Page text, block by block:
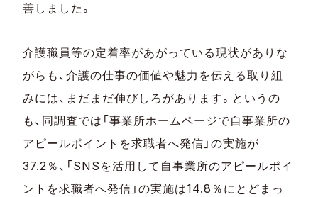
善しました。
介護職員等の定着率があがっている現状がありな
がらも、介護の仕事の価値や魅力を伝える取り組
みには、まだまだ伸びしろがあります。というの
も、同調査では「事業所ホームページで自事業所の
アピールポイントを求職者へ発信」の実施が
37.2％、「SNSを活用して自事業所のアピールポイ
ントを求職者へ発信」の実施は14.8％にとどまっ